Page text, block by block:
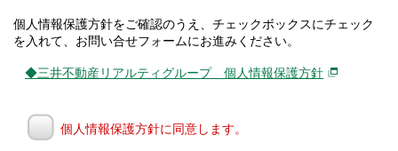
個人情報保護方針をご確認のうえ、チェックボックスにチェック
を入れて、お問い合せフォームにお進みください。
◆三井不動産リアルティグループ 個人情報保護方針
個人情報保護方針に同意します。